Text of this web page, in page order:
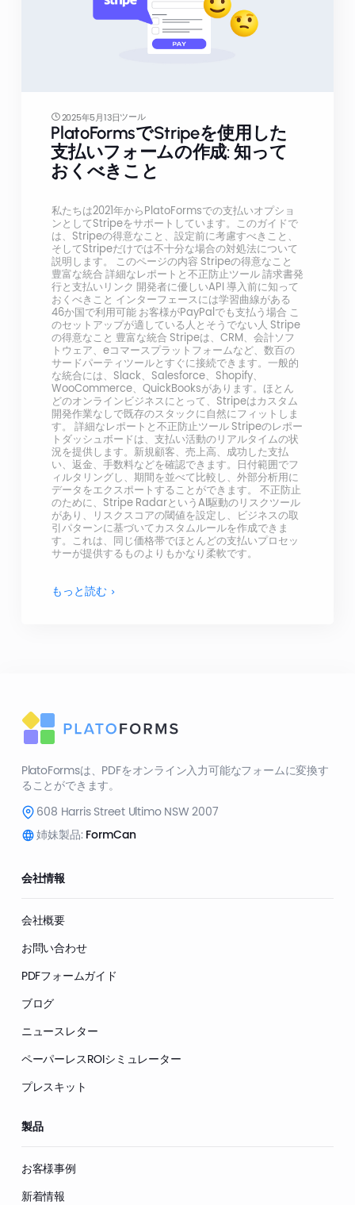
2025年5月13日ツール
PlatoFormsでStripeを使用した
支払いフォームの作成: 知って
おくべきこと
私たちは2021年からPlatoFormsでの支払いオプショ
ンとしてStripeをサポートしています。このガイドで
は、Stripeの得意なこと、設定前に考慮すべきこと、
そしてStripeだけでは不十分な場合の対処法について
説明します。 このページの内容 Stripeの得意なこと
豊富な統合 詳細なレポートと不正防止ツール 請求書発
行と支払いリンク 開発者に優しいAPI 導入前に知って
おくべきこと インターフェースには学習曲線がある
46か国で利用可能 お客様がPayPalでも支払う場合 こ
のセットアップが適している人とそうでない人 Stripe
の得意なこと 豊富な統合 Stripeは、CRM、会計ソフ
トウェア、eコマースプラットフォームなど、数百の
サードパーティツールとすぐに接続できます。一般的
な統合には、Slack、Salesforce、Shopify、
WooCommerce、QuickBooksがあります。ほとん
どのオンラインビジネスにとって、Stripeはカスタム
開発作業なしで既存のスタックに自然にフィットしま
す。 詳細なレポートと不正防止ツール Stripeのレポー
トダッシュボードは、支払い活動のリアルタイムの状
況を提供します。新規顧客、売上高、成功した支払
い、返金、手数料などを確認できます。日付範囲でフ
ィルタリングし、期間を並べて比較し、外部分析用に
データをエクスポートすることができます。 不正防止
のために、Stripe RadarというAI駆動のリスクツール
があり、リスクスコアの閾値を設定し、ビジネスの取
引パターンに基づいてカスタムルールを作成できま
す。これは、同じ価格帯でほとんどの支払いプロセッ
サーが提供するものよりもかなり柔軟です。
もっと読む
PlatoFormsは、PDFをオンライン入力可能なフォームに変換す
ることができます。
608 Harris Street Ultimo NSW 2007
姉妹製品: FormCan
会社情報
会社概要
お問い合わせ
PDFフォームガイド
ブログ
ニュースレター
ペーパーレスROIシミュレーター
プレスキット
製品
お客様事例
新着情報